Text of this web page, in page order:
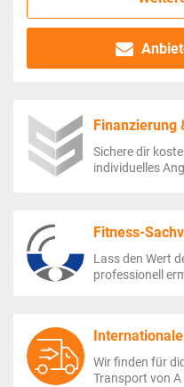
Finanzierung
Sichere dir
individuelles
Fitness-
Lass den Wert
professionell
Wir finden für
Transport von A